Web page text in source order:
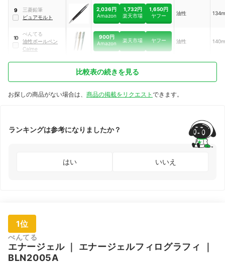
9
三菱鉛筆
ピュアモルト
2,036円
Amazon
1,732円
楽天市場
1,650円
ヤフー
油性
10
ぺんてる
油性ボールペン
Calme
900円
Amazon
楽天市場 ヤフー 油性
比較表の続きを見る
お探しの商品がない場合は、 商品の掲載をリクエスト できます。
ランキングは参考になりましたか？
はい いいえ
1位
ぺんてる
エナージェル｜ エナージェルフィログラフィ
｜
BLN2005A